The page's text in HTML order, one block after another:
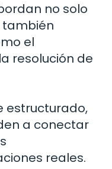
no solo
también
el
resolución de
estructurado,
a conectar
reales.